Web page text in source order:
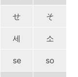
せ そ
세 소
se so